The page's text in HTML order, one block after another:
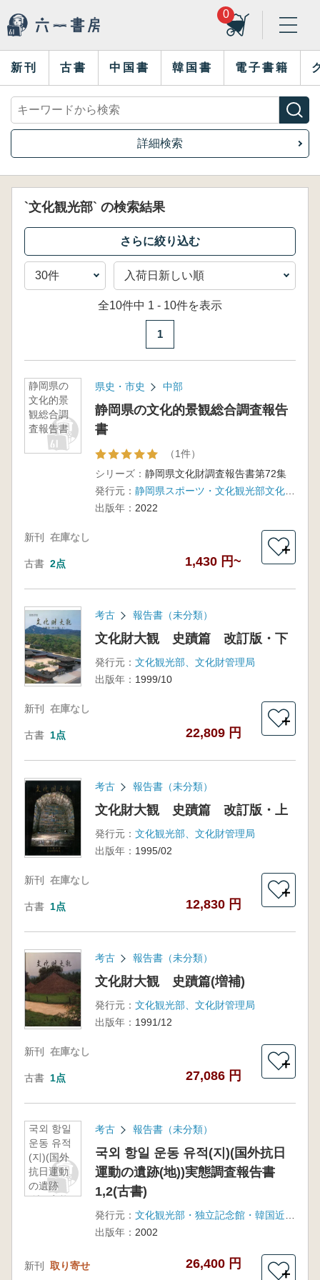
0
新刊 古書 中国書 韓国書 電子書籍
詳細検索
`文化観光部` の検索結果
全10件中 1 - 10件を表示
1
静岡県の
文化的景
観総合調
査報告書
県史・市史 中部
静岡県の文化的景観総合調査報告
書
（1件）
シリーズ： 静岡県文化財調査報告書第72集
発行元：
静岡県スポーツ・文化観光部文化局文化財課
出版年： 2022
新刊 在庫なし
古書 2点 1,430 円~
＋
考古 報告書（未分類）
文化財大観 史蹟篇 改訂版・下
発行元： 文化観光部、文化財管理局
出版年： 1999/10
新刊 在庫なし
古書 1点 22,809 円
＋
考古 報告書（未分類）
文化財大観 史蹟篇 改訂版・上
発行元： 文化観光部、文化財管理局
出版年： 1995/02
新刊 在庫なし
古書 1点 12,830 円
＋
考古 報告書（未分類）
文化財大観 史蹟篇(増補)
発行元： 文化観光部、文化財管理局
出版年： 1991/12
新刊 在庫なし
古書 1点 27,086 円
＋
국외 항일
운동 유적
(지)(国外
抗日運動
の遺跡
(地))実態
考古 報告書（未分類）
국외 항일 운동 유적(지)(国外抗日
運動の遺跡(地))実態調査報告書
1,2(古書)
発行元：
出版年： 2002
新刊 取り寄せ 26,400 円
＋